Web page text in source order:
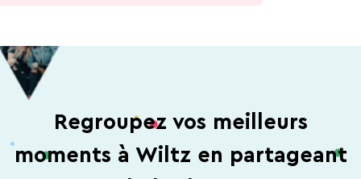
Regroupez vos meilleurs
moments à Wiltz en partageant